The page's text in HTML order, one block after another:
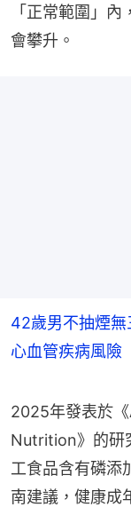
「正常範圍」
會攀升。
42歲男不抽煙
心血管疾病風險
2025年發表於
Nutrition》的研
工食品含有磷添
南建議，健康成